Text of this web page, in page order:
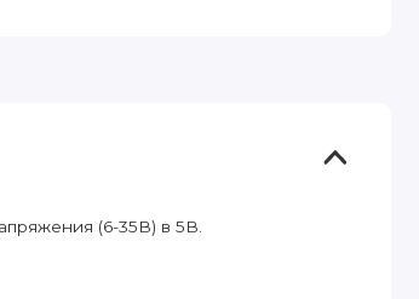
(6-35В) в 5В.